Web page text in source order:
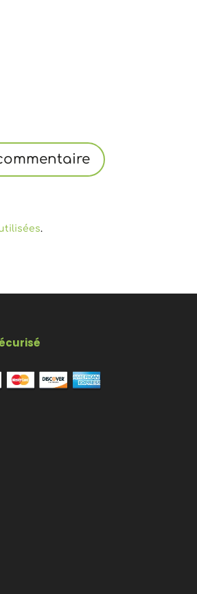
.